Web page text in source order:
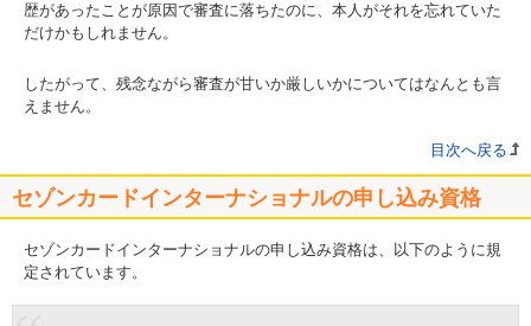
歴があったことが原因で審査に落ちたのに、本人がそれを忘れていた
だけかもしれません。
したがって、残念ながら審査が甘いか厳しいかについてはなんとも言
えません。
目次へ戻る
セゾンカードインターナショナルの申し込み資格
セゾンカードインターナショナルの申し込み資格は、以下のように規
定されています。